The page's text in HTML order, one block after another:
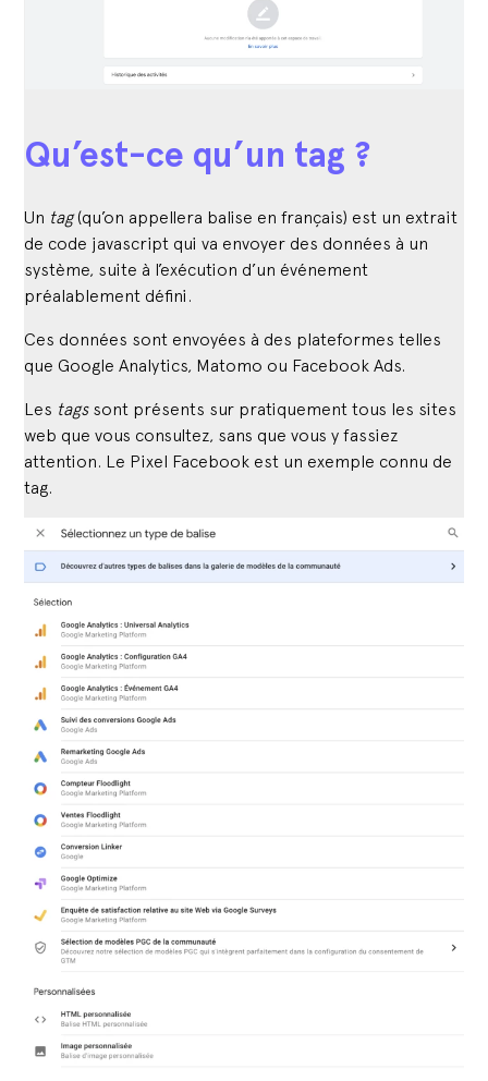
Qu’est-ce qu’un tag ?
Un tag(qu’on appellera balise en français) est un extrait
de code javascript qui va envoyer des données à un
système, suite à l’exécution d’un événement
préalablement défini.
Ces données sont envoyées à des plateformes telles
que Google Analytics, Matomo ou Facebook Ads.
Les tagssont présents sur pratiquement tous les sites
web que vous consultez, sans que vous y fassiez
attention. Le Pixel Facebook est un exemple connu de
tag.